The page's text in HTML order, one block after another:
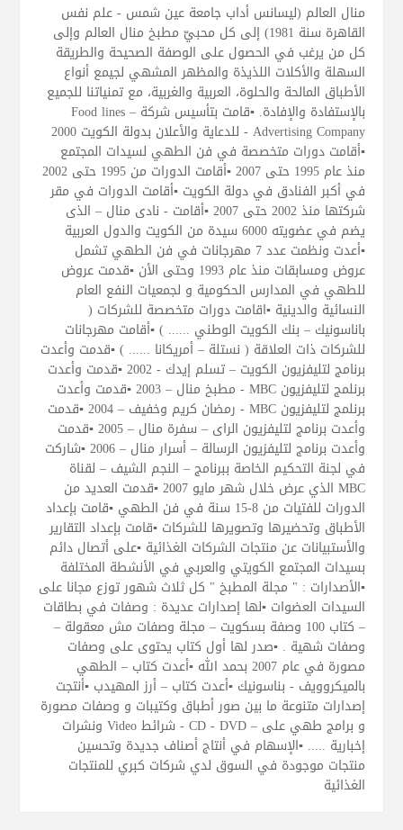
منال العالم (ليسانس أداب جامعة عين شمس - علم نفس
القاهرة سنة 1981) إلى كل محبيّ مطبخ منال العالم وإلى
كل من يرغب في الحصول على الوصفة الصحيحة والطريقة
السهلة والأكلات اللذيذة والمظهر المشهي لجيمع أنواع
الأطباق المالحة والحلوة، العربية والغربية، مع تمنياتنا للجميع
بالإستفادة والإفادة. ▪قامت بتأسيس شركة – Food lines
Advertising Company - للدعاية والأعلان بدولة الكويت 2000
▪أقامت دورات متخصصة في فن الطهي لسيدات المجتمع
منذ عام 1995 حتى 2007 ▪أقامت الدورات من 1995 حتى 2002
في أكبر الفنادق في دولة الكويت ▪أقامت الدورات في مقر
شركتها منذ 2002 حتى 2007 ▪أقامت - نادى منال – الذى
يضم في عضويته 6000 سيدة من الكويت والدول العربية
▪أعدت ونظمت عدد 7 مهرجانات في فن الطهي تشمل
عروض ومسابقات منذ عام 1993 وحتى الأن ▪قدمت عروض
للطهي في المدارس الحكومية و لجمعيات النفع العام
النسائية والدينية ▪اقامت دورات متخصصة للشركات (
باناسونيك – بنك الكويت الوطني ...... ) ▪أقامت مهرجانات
للشركات ذات العلاقة ( نستلة – أمريكانا ...... ) ▪قدمت وأعدت
برنامج لتليفزيون الكويت – تسلم إيدك - 2002 ▪قدمت وأعدت
برنلمج لتليفزيون MBC - مطبخ منال – 2003 ▪قدمت وأعدت
برنلمج لتليفزيون MBC - رمضان كريم وخفيف – 2004 ▪قدمت
وأعدت برنامج لتليفزيون الراى – سفرة منال – 2005 ▪قدمت
وأعدت برنامج لتليفزيون الرسالة – أسرار منال – 2006 ▪شاركت
في لجنة التحكيم الخاصة ببرنامج – النجم الشيف – لقناة
MBC الذي عرض خلال شهر مايو 2007 ▪قدمت العديد من
الدورات للفتيات من 8-15 سنة في فن الطهي ▪قامت بإعداد
الأطباق وتحضيرها وتصويرها للشركات ▪قامت بإعداد التقارير
والأستبيانات عن منتجات الشركات الغذائية ▪على أتصال دائم
بسيدات المجتمع الكويتي والعربي في الأنشطة المختلفة
▪الأصدارات : " مجلة المطبخ " كل ثلاث شهور توزع مجانا على
السيدات العضوات ▪لها إصدارات عديدة : وصفات في بطاقات
– كتاب 100 وصفة بسكويت – مجلة وصفات مش معقولة –
وصفات شهية . ▪صدر لها أول كتاب يحتوى على وصفات
مصورة في عام 2007 بحمد الله ▪أعدت كتاب – الطهي
بالميكروويف - بناسونيك ▪أعدت كتاب – أرز المهيدب ▪أنتجت
إصدارات متنوعة ما بين صور أطباق وكتيبات و وصفات مصورة
و برامج طهي على – CD - DVD - شرائط Video ونشرات
إخبارية ..... ▪الإسهام في أنتاج أصناف جديدة وتحسين
منتجات موجودة في السوق لدي شركات كبري للمنتجات
الغذائية